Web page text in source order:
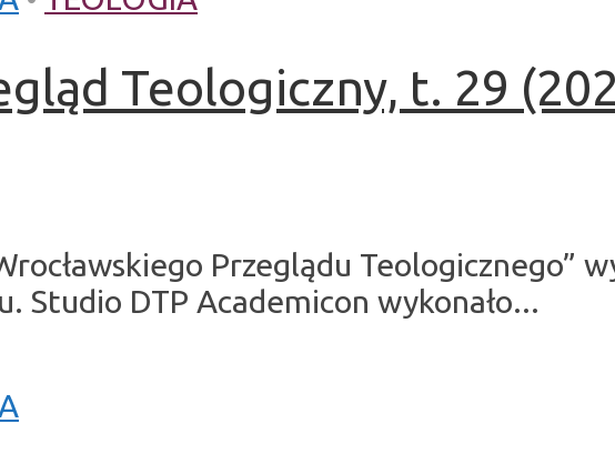
Teologiczny, t. 29
Przeglądu Teologicznego”
Studio DTP Academicon wykonało...